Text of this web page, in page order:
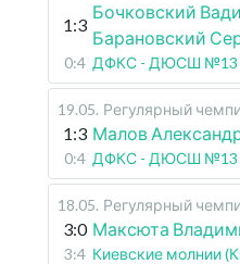
1:3
Бочковский
Барановский
0:4 ДФКС - ДЮСШ №13
19.05. Регулярный
1:3 Малов
0:4 ДФКС - ДЮСШ №13
18.05. Регулярный
3:0 Максюта
3:4 Киевские молнии